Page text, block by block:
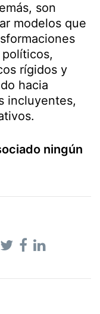
son
modelos que
rígidos y
hacia
incluyentes,
ningún